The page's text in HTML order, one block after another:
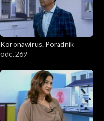
Koronawirus. Poradnik
odc. 269